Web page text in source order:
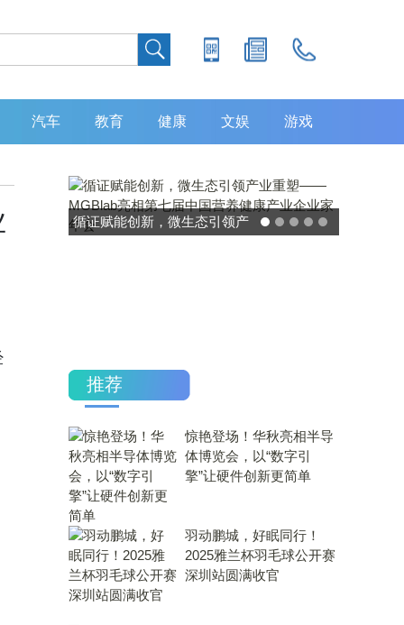
汽车 教育 健康 文娱 游戏
灵敏度超 80% 特异性 99%！
推荐
惊艳登场！华秋亮相半导
体博览会，以“数字引
擎”让硬件创新更简单
羽动鹏城，好眠同行！
2025雅兰杯羽毛球公开赛
深圳站圆满收官